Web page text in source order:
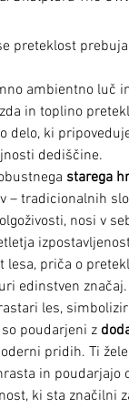
preteklost
ambientno luč
in toplino
delo, ki
dediščine.
starega
– tradicionalnih
nosi v
lesa, priča o
edinstven značaj.
les,
poudarjeni z
pridih. Ti
in poudarjajo
ki sta značilni